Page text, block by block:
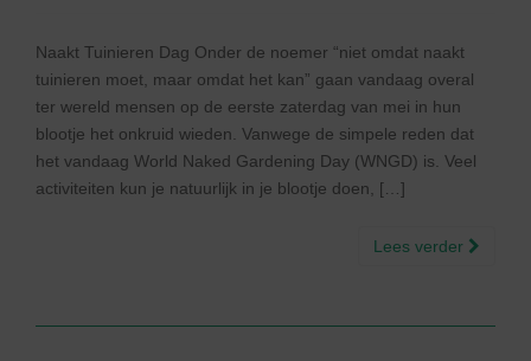
Naakt Tuinieren Dag Onder de noemer “niet omdat naakt
tuinieren moet, maar omdat het kan” gaan vandaag overal
ter wereld mensen op de eerste zaterdag van mei in hun
blootje het onkruid wieden. Vanwege de simpele reden dat
het vandaag World Naked Gardening Day (WNGD) is. Veel
activiteiten kun je natuurlijk in je blootje doen, […]
Lees verder